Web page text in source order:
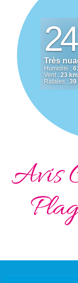
Avis